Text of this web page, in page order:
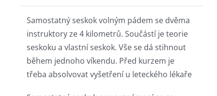
Samostatný seskok volným pádem se dvěma
instruktory ze 4 kilometrů. Součástí je teorie
seskoku a vlastní seskok. Vše se dá stihnout
během jednoho víkendu. Před kurzem je
třeba absolvovat vyšetření u leteckého lékaře